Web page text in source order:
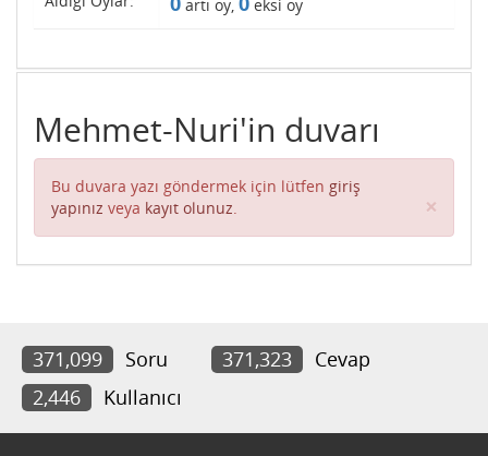
artı oy, eksi oy
Mehmet-Nuri'in duvarı
Bu duvara yazı göndermek için lütfen giriş
yapınız veya kayıt olunuz. ×
371,099 Soru 371,323
Cevap
2,446
Kullanıcı